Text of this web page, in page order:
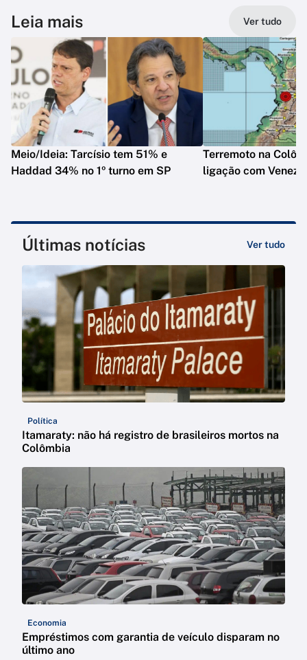
Leia mais Ver tudo
Meio/Ideia: Tarcísio tem 51% e
Haddad 34% no 1º turno em SP
Terremoto na
ligação com
Últimas notícias Ver tudo
Política
Itamaraty: não há registro de brasileiros mortos na
Colômbia
Economia
Empréstimos com garantia de veículo disparam no
último ano